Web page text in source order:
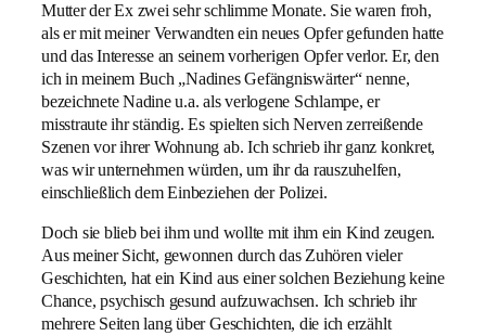
Mutter der Ex zwei sehr schlimme Monate. Sie waren froh,
als er mit meiner Verwandten ein neues Opfer gefunden hatte
und das Interesse an seinem vorherigen Opfer verlor. Er, den
ich in meinem Buch „Nadines Gefängniswärter“ nenne,
bezeichnete Nadine u.a. als verlogene Schlampe, er
misstraute ihr ständig. Es spielten sich Nerven zerreißende
Szenen vor ihrer Wohnung ab. Ich schrieb ihr ganz konkret,
was wir unternehmen würden, um ihr da rauszuhelfen,
einschließlich dem Einbeziehen der Polizei.
Doch sie blieb bei ihm und wollte mit ihm ein Kind zeugen.
Aus meiner Sicht, gewonnen durch das Zuhören vieler
Geschichten, hat ein Kind aus einer solchen Beziehung keine
Chance, psychisch gesund aufzuwachsen. Ich schrieb ihr
mehrere Seiten lang über Geschichten, die ich erzählt